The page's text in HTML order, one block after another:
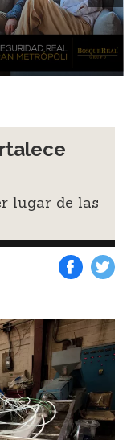
lugar de las